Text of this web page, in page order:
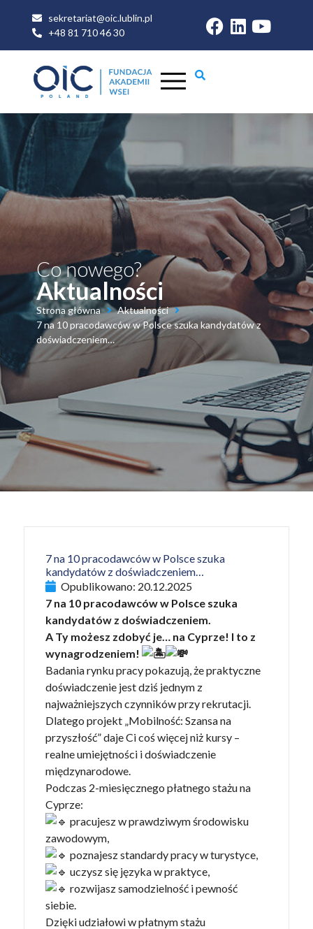
sekretariat@oic.lublin.pl
+48 81 710 46 30
Co nowego?
Aktualności
Strona główna
Aktualności
7 na 10 pracodawców w Polsce szuka kandydatów z
doświadczeniem…
7 na 10 pracodawców w Polsce szuka
kandydatów z doświadczeniem…
Opublikowano: 20.12.2025
7 na 10 pracodawców w Polsce szuka
kandydatów z doświadczeniem.
A Ty możesz zdobyć je… na Cyprze! I to z
wynagrodzeniem!
Badania rynku pracy pokazują, że praktyczne
doświadczenie jest dziś jednym z
najważniejszych czynników przy rekrutacji.
Dlatego projekt „Mobilność: Szansa na
przyszłość” daje Ci coś więcej niż kursy –
realne umiejętności i doświadczenie
międzynarodowe.
Podczas 2-miesięcznego płatnego stażu na
Cyprze:
pracujesz w prawdziwym środowisku
zawodowym,
poznajesz standardy pracy w turystyce,
uczysz się języka w praktyce,
rozwijasz samodzielność i pewność
siebie.
Dzięki udziałowi w płatnym stażu